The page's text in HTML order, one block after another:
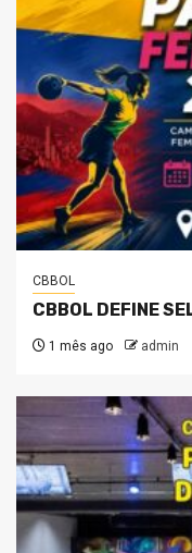
CBBOL
CBBOL DEFINE
1 mês ago admin